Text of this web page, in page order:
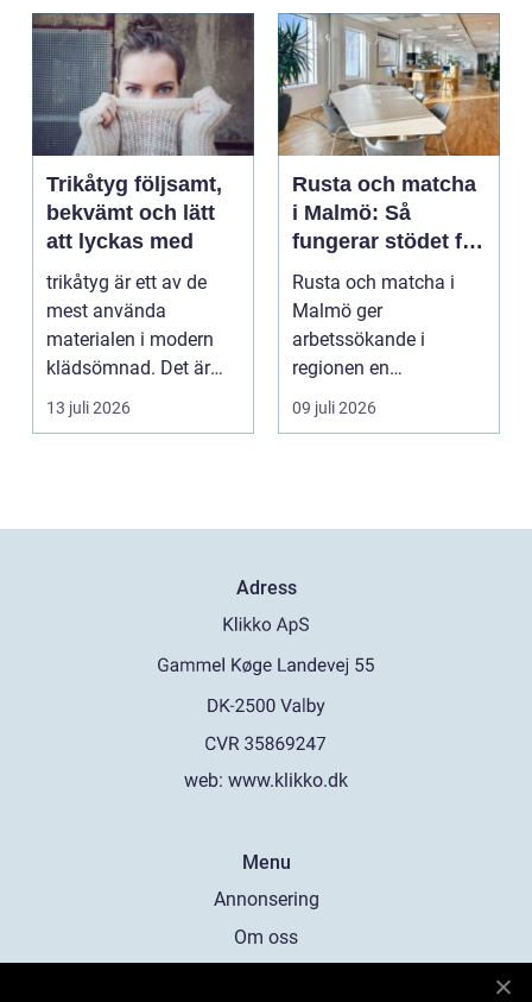
Trikåtyg följsamt,
bekvämt och lätt
att lyckas med
trikåtyg är ett av de
mest använda
materialen i modern
klädsömnad. Det är
mjukt, elastiskt och
formb...
13 juli 2026
Rusta och matcha
i Malmö: Så
fungerar stödet för
dig som söker
jobb
Rusta och matcha i
Malmö ger
arbetssökande i
regionen en
strukturerad och
personlig vä...
09 juli 2026
Adress
web: www.klikko.dk
Menu
Annonsering
Om oss